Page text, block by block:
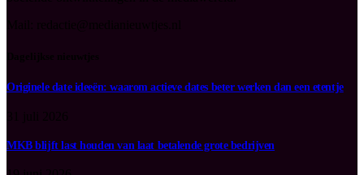
Originele date ideeën: waarom actieve dates beter werken dan een etentje
MKB blijft last houden van laat betalende grote bedrijven